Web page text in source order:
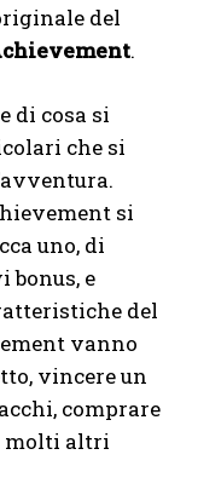
del
.
di cosa si
che si
si
uno, di
bonus, e
del
vanno
vincere un
comprare
molti altri